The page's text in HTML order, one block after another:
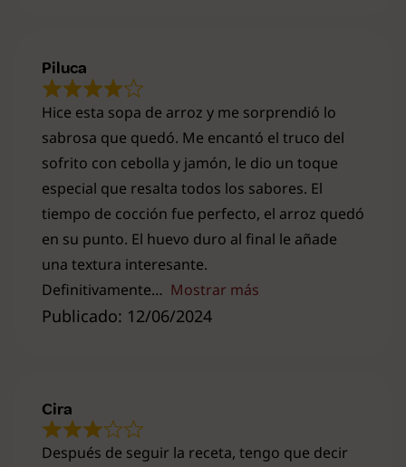
Publicado: 12/06/2024
Hice esta sopa de arroz y me sorprendió lo
sabrosa que quedó. Me encantó el truco del
sofrito con cebolla y jamón, le dio un toque
especial que resalta todos los sabores. El
tiempo de cocción fue perfecto, el arroz quedó
en su punto. El huevo duro al final le añade
una textura interesante.
Definitivamente
Mostrar más
Piluca
Después de seguir la receta, tengo que decir
Cira